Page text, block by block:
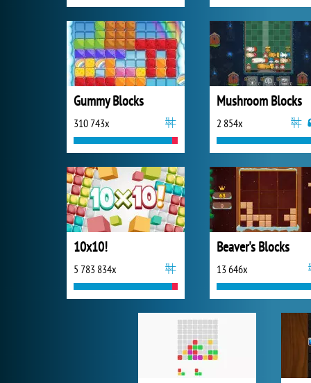
Gummy Blocks
310 743x
Mushroom Blocks
2 854x
10x10!
5 783 834x
Beaver's Blocks
13 646x